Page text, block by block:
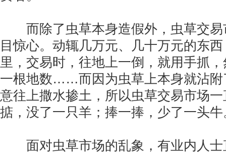
而除了虫草本身造假外，虫草交易
目惊心。动辄几万元、几十万元的东
里，交易时，往地上一倒，就用手抓
一根地数……而因为虫草上本身就沾附
意往上撒水掺土，所以虫草交易市场
掂，没了一只羊；捧一捧，少了一头牛
面对虫草市场的乱象，有业内人士